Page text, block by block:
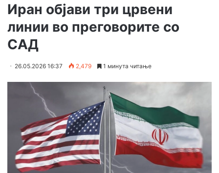
Иран објави три црвени
линии во преговорите со
САД
26.05.2026 16:37 2,479 1 минута читање